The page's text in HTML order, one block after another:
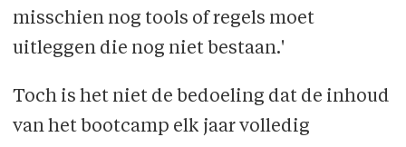
misschien nog tools of regels moet
uitleggen die nog niet bestaan.'
Toch is het niet de bedoeling dat de inhoud
van het bootcamp elk jaar volledig